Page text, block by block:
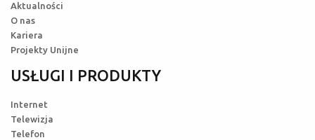
Aktualności
O nas
Kariera
Projekty Unijne
USŁUGI I PRODUKTY
Internet
Telewizja
Telefon